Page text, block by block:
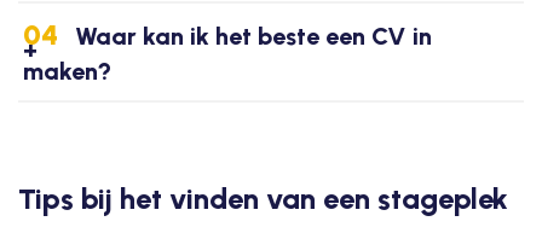
04
Waar kan ik het beste een CV in
maken?
Tips bij het vinden van een stageplek